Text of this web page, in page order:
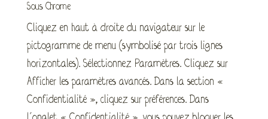
Sous Chrome
Cliquez en haut à droite du navigateur sur le
pictogramme de menu (symbolisé par trois lignes
horizontales). Sélectionnez Paramètres. Cliquez sur
Afficher les paramètres avancés. Dans la section «
Confidentialité », cliquez sur préférences. Dans